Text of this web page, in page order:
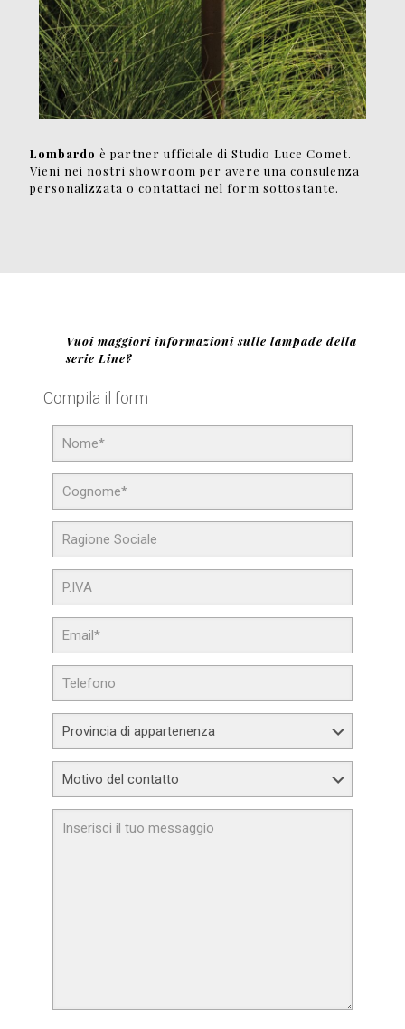
Lombardo è partner ufficiale di Studio Luce Comet.
Vieni nei nostri showroom per avere una consulenza
personalizzata o contattaci nel form sottostante.
Vuoi maggiori informazioni sulle lampade della
serie Line?
Compila il form